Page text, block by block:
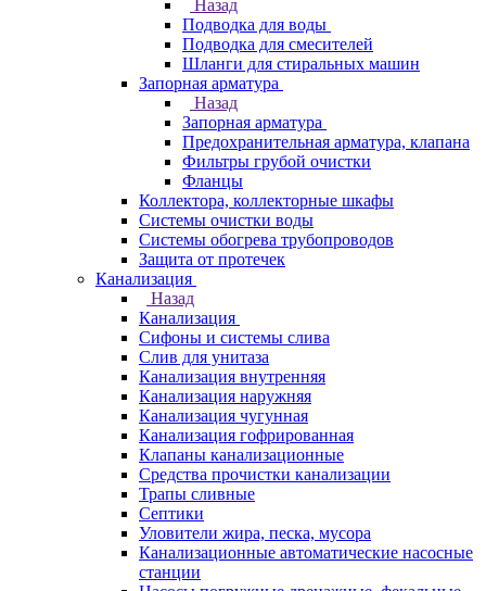
Назад
Подводка для воды
Подводка для смесителей
Шланги для стиральных машин
Запорная арматура
Назад
Запорная арматура
Предохранительная арматура, клапана
Фильтры грубой очистки
Фланцы
Коллектора, коллекторные шкафы
Системы очистки воды
Системы обогрева трубопроводов
Защита от протечек
Канализация
Назад
Канализация
Сифоны и системы слива
Слив для унитаза
Канализация внутренняя
Канализация наружняя
Канализация чугунная
Канализация гофрированная
Клапаны канализационные
Средства прочистки канализации
Трапы сливные
Септики
Уловители жира, песка, мусора
Канализационные автоматические насосные
станции